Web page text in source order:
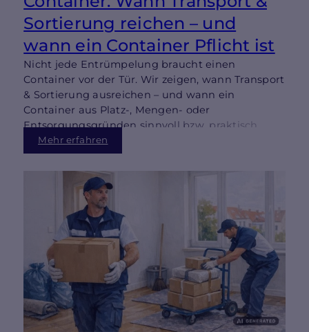
Sortierung reichen – und
wann ein Container Pflicht ist
Nicht jede Entrümpelung braucht einen
Container vor der Tür. Wir zeigen, wann Transport
& Sortierung ausreichen – und wann ein
Container aus Platz-, Mengen- oder
Entsorgungsgründen sinnvoll bzw. praktisch
notwendig wird.
Mehr erfahren